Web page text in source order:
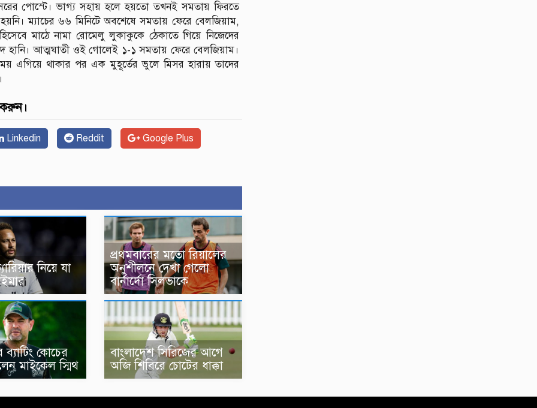
পোস্টে। ভাগ্য সহায় হলে হয়তো তখনই সমতায় ফিরতে
ম্যাচের ৬৬ মিনিটে অবশেষে সমতায় ফেরে বেলজিয়াম,
মাঠে নামা রোমেলু লুকাকুকে ঠেকাতে গিয়ে নিজেদের
হানি। আত্মঘাতী ওই গোলেই ১-১ সমতায় ফেরে বেলজিয়াম।
এগিয়ে থাকার পর এক মুহূর্তের ভুলে মিসর হারায় তাদের
Linkedin Reddit Google Plus
নিয়ে যা
প্রথমবারের মতো রিয়ালের
অনুশীলনে দেখা গেলো
বার্নার্দো সিলভাকে
ব্যাটিং কোচের
মাইকেল স্মিথ
বাংলাদেশ সিরিজের আগে
অজি শিবিরে চোটের ধাক্কা